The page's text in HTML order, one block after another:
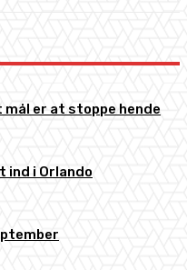
mål er at stoppe hende
ind i Orlando